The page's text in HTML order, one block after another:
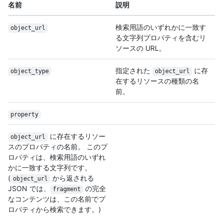
名前 説明
object_url
検索用語のいずれかに一致す
る文字列プロパティを含むリ
ソースの URL。
object_type 指定された object_url
に存
在するリソースの種類の名
前。
property
object_url
に存在するリソー
スのプロパティの名前。 このプ
ロパティは、検索用語のいずれ
かに一致する文字列です。
( object_url
から返される
JSON では、
fragment
の完全
なコンテンツは、この名前でプ
ロパティから検索できます。)